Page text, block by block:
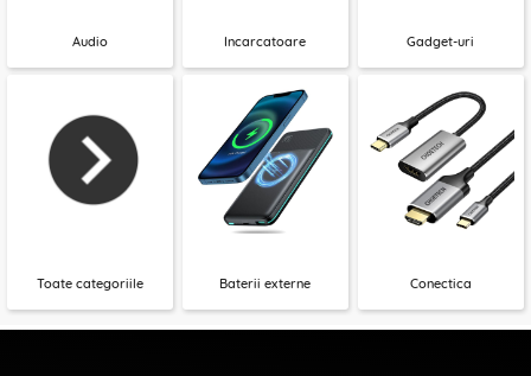
Audio Incarcatoare Gadget-uri
Toate categoriile Baterii externe Conectica